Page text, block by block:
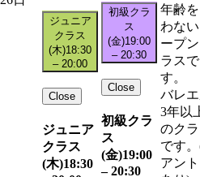
ジュニア
クラス
(木)18:30
– 20:00
Close
ジュニア
クラス
(木)18:30
初級クラ
ス
(金)19:00
– 20:30
Close
初級クラ
ス
(金)19:00
– 20:30
年齢
わな
ープ
ラスで
す。
バレ
3年以
のク
です
アン